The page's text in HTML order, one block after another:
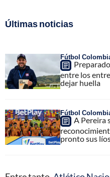
Últimas noticias
Fútbol
entre los
dejar huella
Fútbol
A Pereira
pronto sus